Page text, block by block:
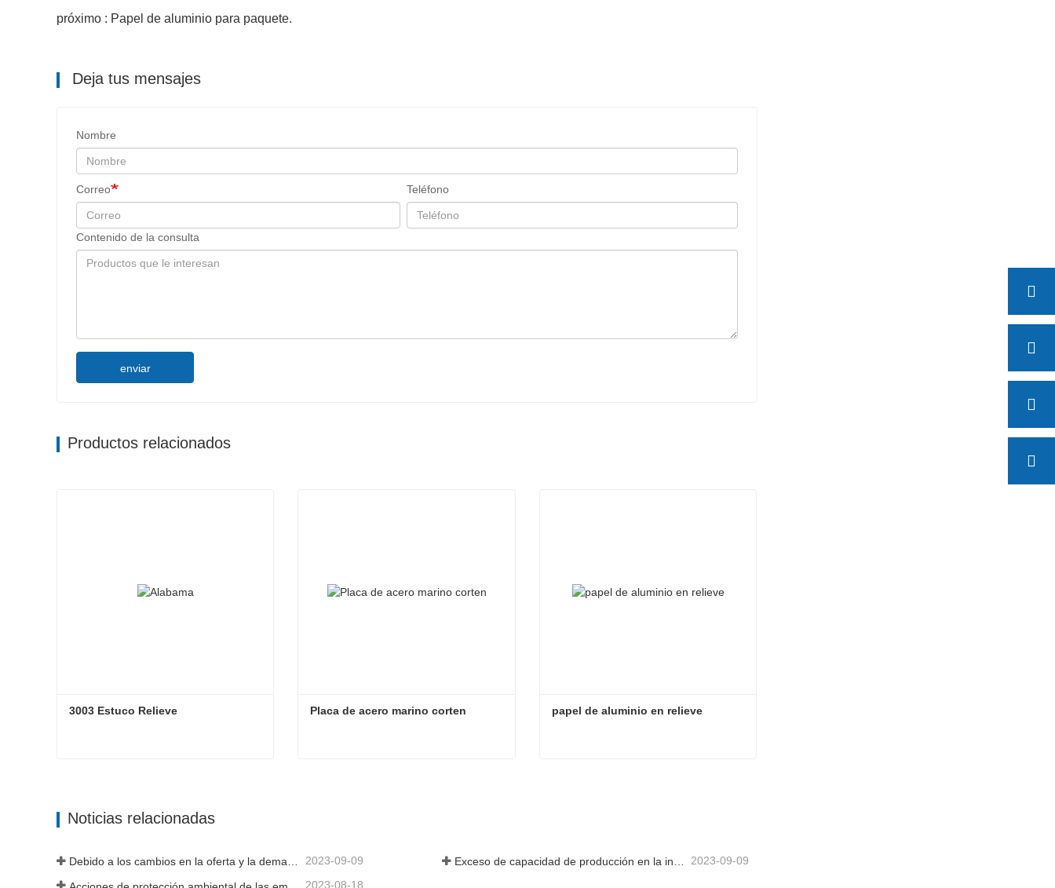
próximo : Papel de aluminio para paquete.
Deja tus mensajes
Nombre
Correo Teléfono
Contenido de la consulta
enviar
Productos relacionados
3003 Estuco Relieve Placa de acero marino corten papel de aluminio en relieve
Noticias relacionadas
Debido a los cambios en la oferta y la demanda del mercado, los precios del acero han experimentado grandes fluctuaciones en los últimos tiempos. 2023-09-09 Exceso de capacidad de producción en la industria siderúrgica 2023-09-09
2023-08-18